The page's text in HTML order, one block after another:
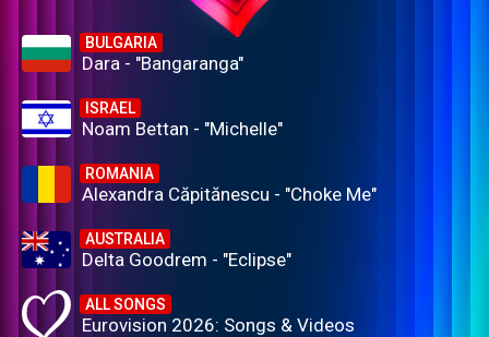
BULGARIA
Dara - "Bangaranga"
ISRAEL
Noam Bettan - "Michelle"
ROMANIA
Alexandra Căpitănescu - "Choke Me"
AUSTRALIA
Delta Goodrem - "Eclipse"
ALL SONGS
Eurovision 2026: Songs & Videos